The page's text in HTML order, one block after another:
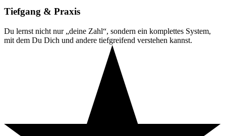
Tiefgang & Praxis
Du lernst nicht nur „deine Zahl“, sondern ein komplettes System,
mit dem Du Dich und andere tiefgreifend verstehen kannst.